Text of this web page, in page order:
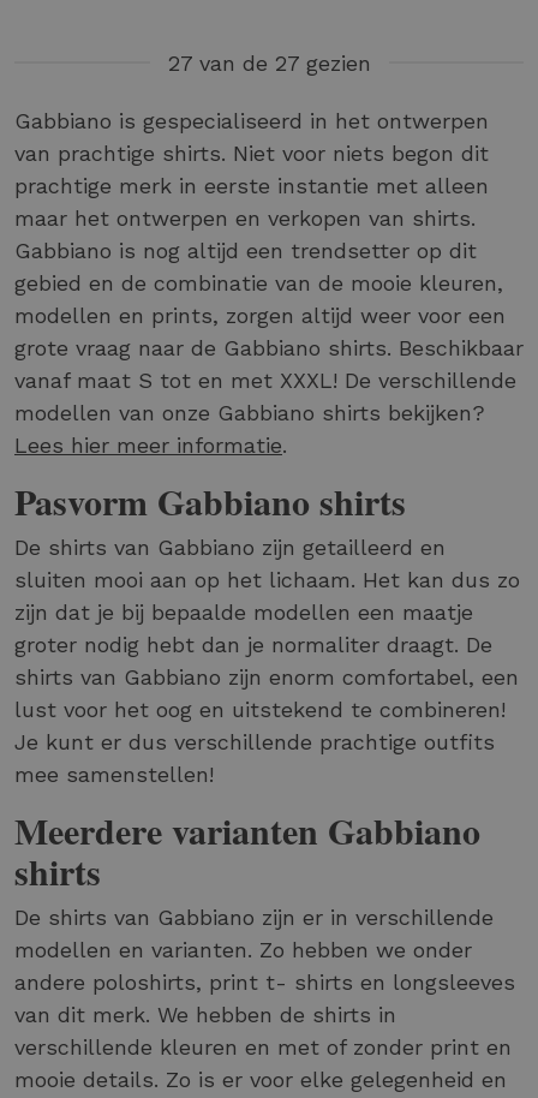
27 van de 27 gezien
Gabbiano is gespecialiseerd in het ontwerpen
van prachtige shirts. Niet voor niets begon dit
prachtige merk in eerste instantie met alleen
maar het ontwerpen en verkopen van shirts.
Gabbiano is nog altijd een trendsetter op dit
gebied en de combinatie van de mooie kleuren,
modellen en prints, zorgen altijd weer voor een
grote vraag naar de Gabbiano shirts. Beschikbaar
vanaf maat S tot en met XXXL! De verschillende
modellen van onze Gabbiano shirts bekijken?
Lees hier meer informatie.
Pasvorm Gabbiano shirts
De shirts van Gabbiano zijn getailleerd en
sluiten mooi aan op het lichaam. Het kan dus zo
zijn dat je bij bepaalde modellen een maatje
groter nodig hebt dan je normaliter draagt. De
shirts van Gabbiano zijn enorm comfortabel, een
lust voor het oog en uitstekend te combineren!
Je kunt er dus verschillende prachtige outfits
mee samenstellen!
Meerdere varianten Gabbiano
shirts
De shirts van Gabbiano zijn er in verschillende
modellen en varianten. Zo hebben we onder
andere poloshirts, print t- shirts en longsleeves
van dit merk. We hebben de shirts in
verschillende kleuren en met of zonder print en
mooie details. Zo is er voor elke gelegenheid en